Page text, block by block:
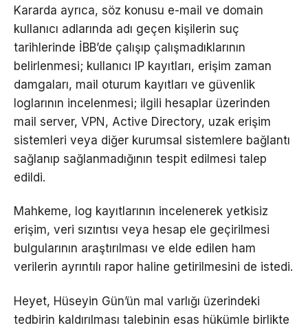
Kararda ayrıca, söz konusu e-mail ve domain
kullanıcı adlarında adı geçen kişilerin suç
tarihlerinde İBB’de çalışıp çalışmadıklarının
belirlenmesi; kullanıcı IP kayıtları, erişim zaman
damgaları, mail oturum kayıtları ve güvenlik
loglarının incelenmesi; ilgili hesaplar üzerinden
mail server, VPN, Active Directory, uzak erişim
sistemleri veya diğer kurumsal sistemlere bağlantı
sağlanıp sağlanmadığının tespit edilmesi talep
edildi.
Mahkeme, log kayıtlarının incelenerek yetkisiz
erişim, veri sızıntısı veya hesap ele geçirilmesi
bulgularının araştırılması ve elde edilen ham
verilerin ayrıntılı rapor haline getirilmesini de istedi.
Heyet, Hüseyin Gün’ün mal varlığı üzerindeki
tedbirin kaldırılması talebinin esas hükümle birlikte